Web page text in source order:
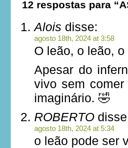
12 respostas para
Alois disse:
agosto 18th, 2024 at 3:58
O leão, o leão,
Apesar do
vivo sem
imaginário. 🤣
ROBERTO
agosto 18th, 2024 at 5:34
o leão pode ser